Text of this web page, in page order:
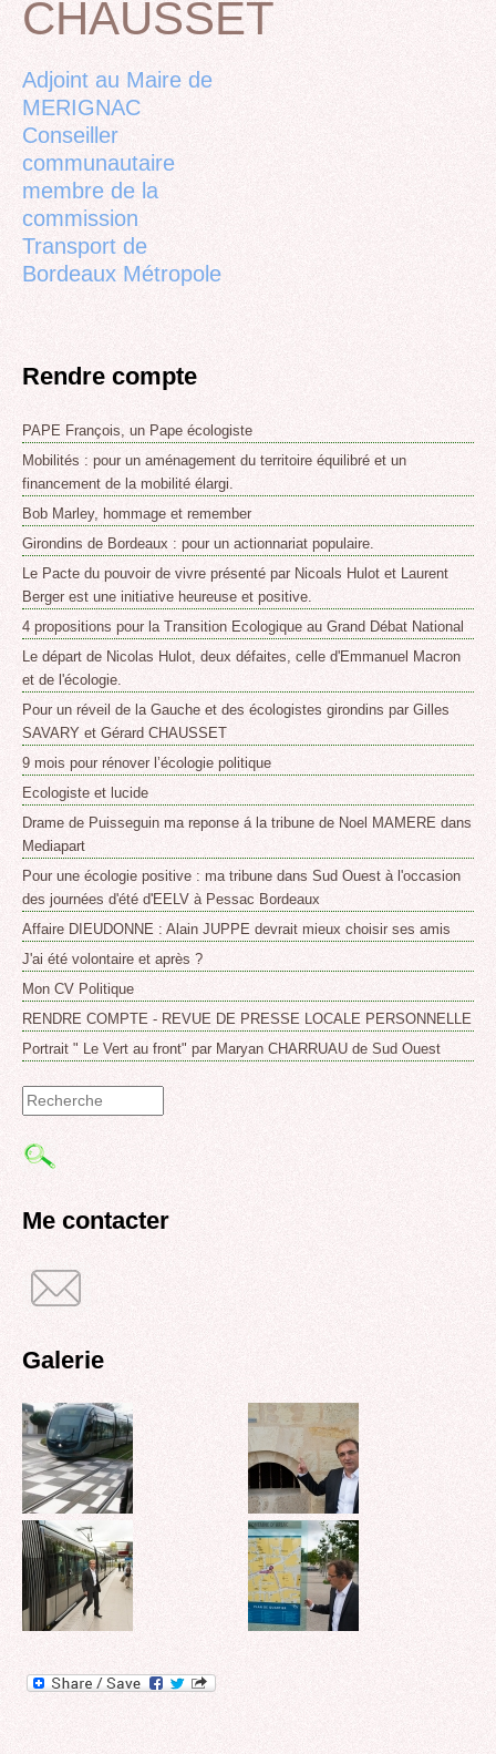
Back
to
CHAUSSET
Adjoint au Maire de
MERIGNAC
Conseiller
communautaire
membre de la
commission
Transport de
Bordeaux Métropole
Rendre compte
PAPE François, un Pape écologiste
Mobilités : pour un aménagement du territoire équilibré et un
financement de la mobilité élargi.
Bob Marley, hommage et remember
Girondins de Bordeaux : pour un actionnariat populaire.
Le Pacte du pouvoir de vivre présenté par Nicoals Hulot et Laurent
Berger est une initiative heureuse et positive.
4 propositions pour la Transition Ecologique au Grand Débat National
Le départ de Nicolas Hulot, deux défaites, celle d'Emmanuel Macron
et de l'écologie.
Pour un réveil de la Gauche et des écologistes girondins par Gilles
SAVARY et Gérard CHAUSSET
9 mois pour rénover l’écologie politique
Ecologiste et lucide
Drame de Puisseguin ma reponse á la tribune de Noel MAMERE dans
Mediapart
Pour une écologie positive : ma tribune dans Sud Ouest à l'occasion
des journées d'été d'EELV à Pessac Bordeaux
Affaire DIEUDONNE : Alain JUPPE devrait mieux choisir ses amis
J'ai été volontaire et après ?
Mon CV Politique
RENDRE COMPTE - REVUE DE PRESSE LOCALE PERSONNELLE
Portrait " Le Vert au front" par Maryan CHARRUAU de Sud Ouest
de
recherche
Me contacter
Galerie